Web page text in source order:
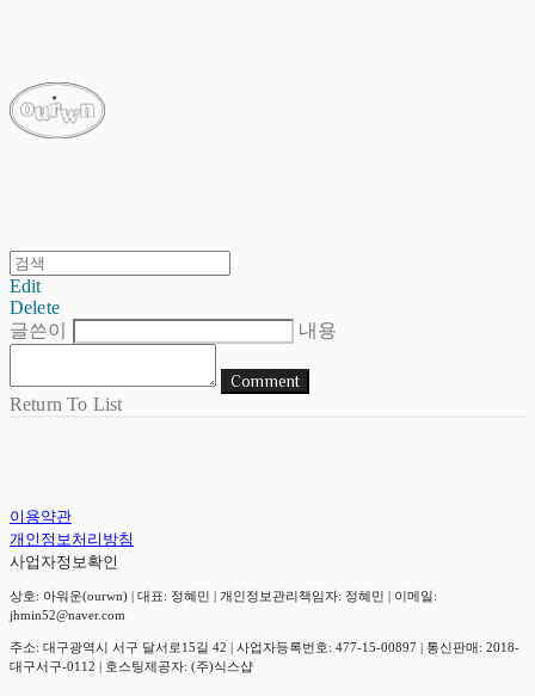
Edit
Delete
글쓴이
내용
Comment
Return To List
이용약관
개인정보처리방침
사업자정보확인
상호: 아워운(ourwn) | 대표: 정혜민 | 개인정보관리책임자: 정혜민 | 이메일:
jhmin52@naver.com
주소: 대구광역시 서구 달서로15길 42 | 사업자등록번호: 477-15-00897 | 통신판매: 2018-
대구서구-0112 | 호스팅제공자: (주)식스샵